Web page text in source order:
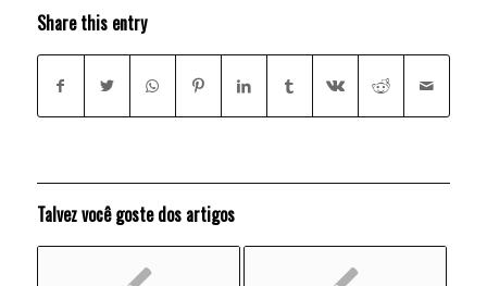
Share this entry
Talvez você goste dos artigos